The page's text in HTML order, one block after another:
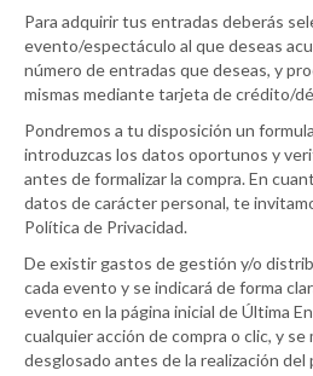
Para adquirir tus entradas deberás
evento/espectáculo al que deseas
número de entradas que deseas, y
mismas mediante tarjeta de crédito/
Pondremos a tu disposición un
introduzcas los datos oportunos y
antes de formalizar la compra. En
datos de carácter personal, te
Política de Privacidad.
De existir gastos de gestión y/o
cada evento y se indicará de forma
evento en la página inicial de Última
cualquier acción de compra o clic, y
desglosado antes de la realización del